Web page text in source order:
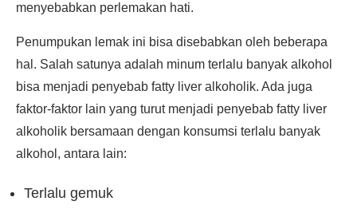
menyebabkan perlemakan hati.
Penumpukan lemak ini bisa disebabkan oleh beberapa
hal. Salah satunya adalah minum terlalu banyak alkohol
bisa menjadi penyebab fatty liver alkoholik. Ada juga
faktor-faktor lain yang turut menjadi penyebab fatty liver
alkoholik bersamaan dengan konsumsi terlalu banyak
alkohol, antara lain:
Terlalu gemuk